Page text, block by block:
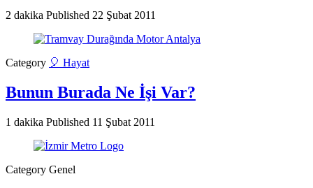
2 dakika Published 22 Şubat 2011
Category 🎈 Hayat
Bunun Burada Ne İşi Var?
1 dakika Published 11 Şubat 2011
Category Genel